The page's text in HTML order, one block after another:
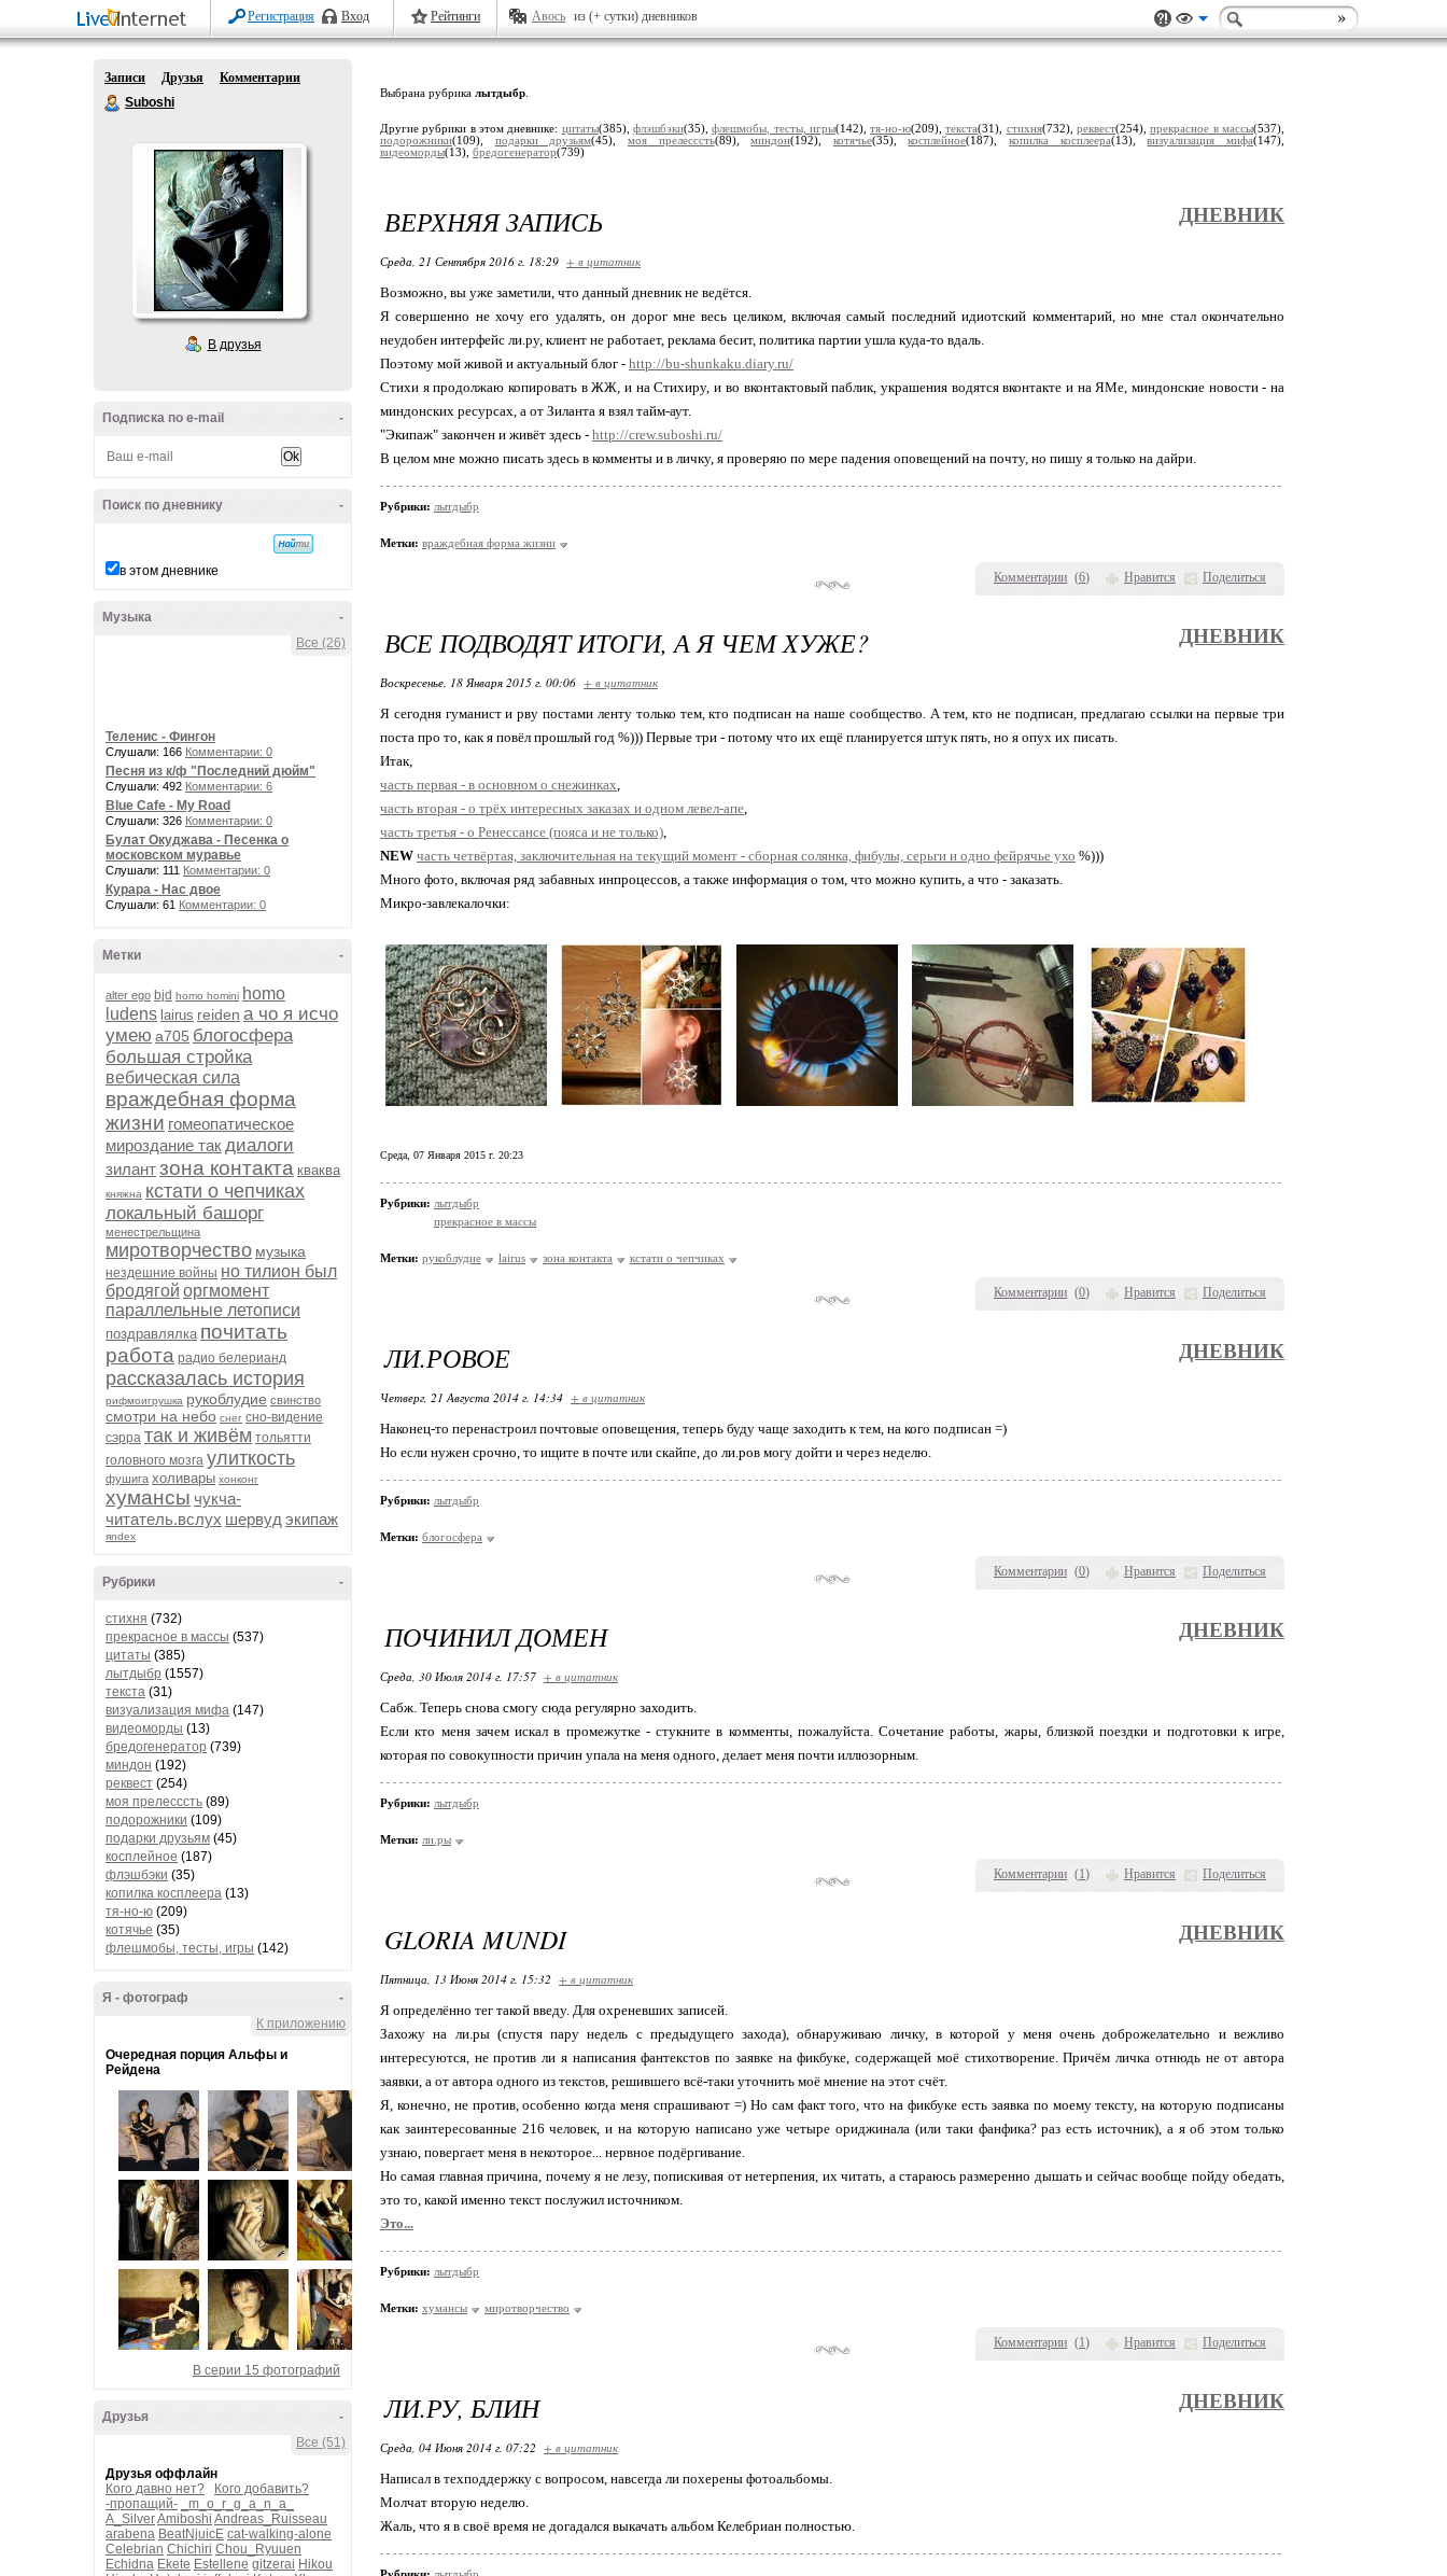
Регистрация Вход Рейтинги Авось из (+ сутки) дневников
Записи Друзья
Комментарии
Suboshi
В друзья
-
Подписка по e-mail
-
Поиск по дневнику
в этом дневнике
-
Музыка
Все (26)
Теленис - Фингон
Слушали: 166 Комментарии: 0
Песня из к/ф "Последний дюйм"
Слушали: 492 Комментарии: 6
Blue Cafe - My Road
Слушали: 326 Комментарии: 0
Булат Окуджава - Песенка о
московском муравье
Слушали: 111 Комментарии: 0
Курара - Нас двое
Слушали: 61 Комментарии: 0
-
Метки
alter ego bjd homo homini homo
ludens lairus reiden а чо я исчо
умею а705 блогосфера
большая стройка
вебическая сила
враждебная форма
жизни гомеопатическое
мироздание такдиалоги
зилантзона контакта кваква
княжна кстати о чепчиках
локальный башорг
менестрельщина
миротворчество музыка
нездешние войны но тилион был
бродягой оргмомент
параллельные летописи
поздравлялка почитать
работа радио белерианд
рассказалась история
рифмоигрушка рукоблудие свинство
смотри на небо снег сно-видение
сэрра так и живём тольятти
головного мозга улиткость
фушига холивары хонконг
хумансы чукча-
читатель.вслух шервуд экипаж
яndex
-
Рубрики
стихня (732)
прекрасное в массы (537)
цитаты (385)
лытдыбр (1557)
текста (31)
визуализация мифа (147)
видеоморды (13)
бредогенератор (739)
миндон (192)
реквест (254)
моя прелесссть (89)
подорожники (109)
подарки друзьям (45)
косплейное (187)
флэшбэки (35)
копилка косплеера (13)
тя-но-ю (209)
котячье (35)
флешмобы, тесты, игры (142)
-
Я - фотограф
К приложению
Очередная порция Альфы и
Рейдена
В серии 15 фотографий
-
Друзья
Все (51)
Друзья оффлайн
Кого давно нет?
Кого добавить?
-пропащий-
_m_o_r_g_a_n_a_
A_SilverAmiboshi Andreas_Ruisseau
arabena BeatNjuicE cat-walking-alone
Celebrian Chichiri Chou_Ryuuen
Echidna Ekete Estellene gitzerai Hikou
Выбрана рубрика лытдыбр
Другие рубрики в этом дневнике: цитаты(385), флэшбэки(35),флешмобы, тесты, игры(142),тя-но-ю(209),текста(31), стихня(732),реквест(254),прекрасное в массы(537),
подорожники(109), подарки друзьям(45), моя прелесссть(89),миндон(192), котячье(35),косплейное(187),копилка косплеера(13),визуализация мифа(147),
видеоморды(13), бредогенератор(739)
Комментарии (6) Нравится Поделиться
ВЕРХНЯЯ ЗАПИСЬ ДНЕВНИК
Среда, 21 Сентября 2016 г. 18:29 + в цитатник
Возможно, вы уже заметили, что данный дневник не ведётся.
Я совершенно не хочу его удалять, он дорог мне весь целиком, включая самый последний идиотский комментарий, но мне стал окончательно
неудобен интерфейс ли.ру, клиент не работает, реклама бесит, политика партии ушла куда-то вдаль.
Поэтому мой живой и актуальный блог - http://bu-shunkaku.diary.ru/
Стихи я продолжаю копировать в ЖЖ, и на Стихиру, и во вконтактовый паблик, украшения водятся вконтакте и на ЯМе, миндонские новости - на
миндонских ресурсах, а от Зиланта я взял тайм-аут.
"Экипаж" закончен и живёт здесь - http://crew.suboshi.ru/
В целом мне можно писать здесь в комменты и в личку, я проверяю по мере падения оповещений на почту, но пишу я только на дайри.
Рубрики: лытдыбр
Метки: враждебная форма жизни
Комментарии (0) Нравится Поделиться
ВСЕ ПОДВОДЯТ ИТОГИ, А Я ЧЕМ ХУЖЕ? ДНЕВНИК
Воскресенье, 18 Января 2015 г. 00:06 + в цитатник
Я сегодня гуманист и рву постами ленту только тем, кто подписан на наше сообщество. А тем, кто не подписан, предлагаю ссылки на первые три
поста про то, как я повёл прошлый год %))) Первые три - потому что их ещё планируется штук пять, но я опух их писать.
Итак,
часть первая - в основном о снежинках,
часть вторая - о трёх интересных заказах и одном левел-апе,
часть третья - о Ренессансе (пояса и не только),
NEW часть четвёртая, заключительная на текущий момент - сборная солянка, фибулы, серьги и одно фейрячье ухо %)))
Много фото, включая ряд забавных инпроцессов, а также информация о том, что можно купить, а что - заказать.
Микро-завлекалочки:
Среда, 07 Января 2015 г. 20:23
Рубрики: лытдыбр
прекрасное в массы
Метки: рукоблудие lairus зона контакта кстати о чепчиках
Комментарии (0) Нравится Поделиться
ЛИ.РОВОЕ ДНЕВНИК
Четверг, 21 Августа 2014 г. 14:34 + в цитатник
Наконец-то перенастроил почтовые оповещения, теперь буду чаще заходить к тем, на кого подписан =)
Но если нужен срочно, то ищите в почте или скайпе, до ли.ров могу дойти и через неделю.
Рубрики: лытдыбр
Метки: блогосфера
Комментарии (1) Нравится Поделиться
ПОЧИНИЛ ДОМЕН ДНЕВНИК
Среда, 30 Июля 2014 г. 17:57 + в цитатник
Сабж. Теперь снова смогу сюда регулярно заходить.
Если кто меня зачем искал в промежутке - стукните в комменты, пожалуйста. Сочетание работы, жары, близкой поездки и подготовки к игре,
которая по совокупности причин упала на меня одного, делает меня почти иллюзорным.
Рубрики: лытдыбр
Метки: ли.ры
Комментарии (1) Нравится Поделиться
GLORIA MUNDI ДНЕВНИК
Пятница, 13 Июня 2014 г. 15:32 + в цитатник
Я определённо тег такой введу. Для охреневших записей.
Захожу на ли.ры (спустя пару недель с предыдущего захода), обнаруживаю личку, в которой у меня очень доброжелательно и вежливо
интересуются, не против ли я написания фантекстов по заявке на фикбуке, содержащей моё стихотворение. Причём личка отнюдь не от автора
заявки, а от автора одного из текстов, решившего всё-таки уточнить моё мнение на этот счёт.
Я, конечно, не против, особенно когда меня спрашивают =) Но сам факт того, что на фикбуке есть заявка по моему тексту, на которую подписаны
как заинтересованные 216 человек, и на которую написано уже четыре ориджинала (или таки фанфика? раз есть источник), а я об этом только
узнаю, повергает меня в некоторое... нервное подёргивание.
Но самая главная причина, почему я не лезу, попискивая от нетерпения, их читать, а стараюсь размеренно дышать и сейчас вообще пойду обедать,
это то, какой именно текст послужил источником.
Это...
Рубрики: лытдыбр
Метки: хумансы миротворчество
ЛИ.РУ, БЛИН ДНЕВНИК
Среда, 04 Июня 2014 г. 07:22 + в цитатник
Написал в техподдержку с вопросом, навсегда ли похерены фотоальбомы.
Молчат вторую неделю.
Жаль, что я в своё время не догадался выкачать альбом Келебриан полностью.